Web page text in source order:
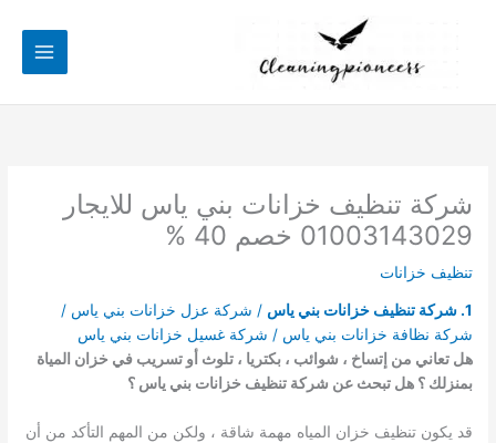
شركة تنظيف خزانات بني ياس للايجار
01003143029 خصم 40 %
تنظيف خزانات
1. شركة تنظيف خزانات بني ياس
/ شركة عزل خزانات بني ياس /
شركة نظافة خزانات بني ياس / شركة غسيل خزانات بني ياس
هل تعاني من إتساخ ، شوائب ، بكتريا ، تلوث أو تسريب في خزان المياة
بمنزلك ؟ هل تبحث عن شركة تنظيف خزانات بني ياس ؟
قد يكون تنظيف خزان المياه مهمة شاقة ، ولكن من المهم التأكد من أن